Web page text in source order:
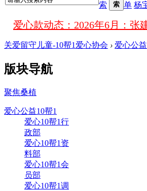
感谢桑植县澧
索
索 单 杨
爱心款
关爱留守儿童-10帮1爱心协会 › 爱心公
版块导航
聚焦桑植
爱心公益10帮1
爱心10帮1行
政部
爱心10帮1资
料部
爱心10帮1会
员部
爱心10帮1调